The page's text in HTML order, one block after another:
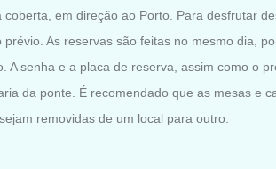
coberta, em direção ao Porto. Para desfrutar
prévio. As reservas são feitas no mesmo dia,
A senha e a placa de reserva, assim como o
da ponte. É recomendado que as mesas e
removidas de um local para outro.